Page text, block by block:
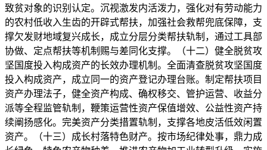
致贫对象的识别认定。沉视激发内活泼力，强化对有劳动能力
的农村低收入生齿的开辟式帮扶，加强社会救帮兜底保障，支
撑欠发财地域复兴成长，成立分层分类帮扶轨制，通过工具部
协做、定点帮扶等机制赐与差同化支撑。（十二）健全脱贫攻
坚国度投入构成资产的长效办理机制。全面清查脱贫攻坚国度
投入构成资产，成立同一的资产登记办理台账。制定帮扶项目
资产办理法子，健全资产构成、确权移交、管护运营、收益分
派等全程监管轨制，鞭策运营性资产保值增效、公益性资产持
续阐扬感化。完美资产分类措置轨制，支撑各地皮活低效闲置
资产。（十三）成长村落特色财产。按市场纪律处事，鼎力成